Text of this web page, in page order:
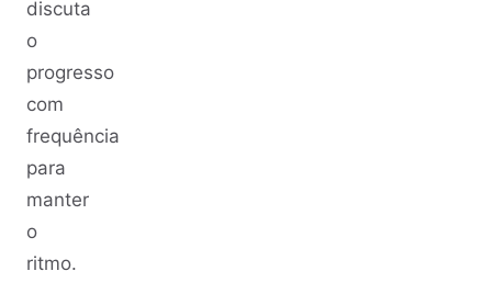
discuta
o
progresso
com
frequência
para
manter
o
ritmo.